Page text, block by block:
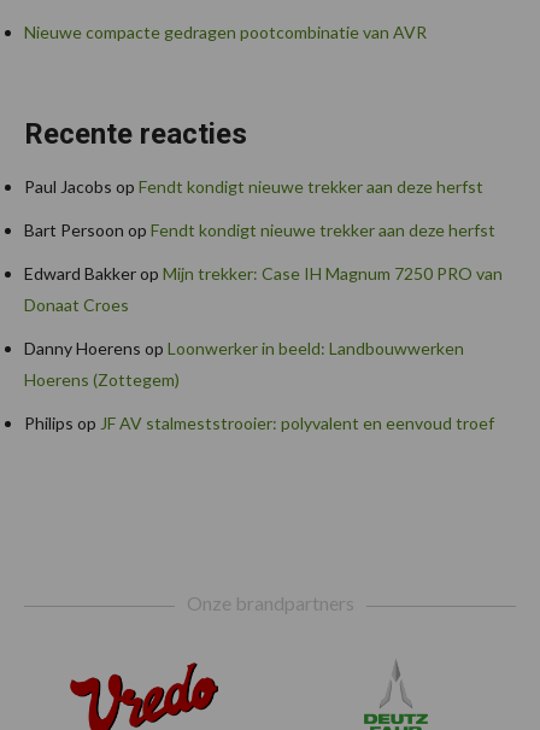
Nieuwe compacte gedragen pootcombinatie van AVR
Recente reacties
Paul Jacobs op Fendt kondigt nieuwe trekker aan deze herfst
Bart Persoon op Fendt kondigt nieuwe trekker aan deze herfst
Edward Bakkerop Mijn trekker: Case IH Magnum 7250 PRO van
Donaat Croes
Danny Hoerens op Loonwerker in beeld: Landbouwwerken
Hoerens (Zottegem)
Philips op JF AV stalmeststrooier: polyvalent en eenvoud troef
Onze brandpartners